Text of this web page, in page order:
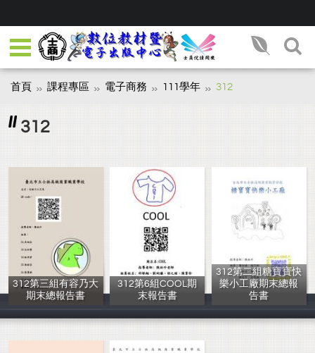
首頁 課程專區 電子商務 111學年 312
312
312第三組有容乃大
期末總報告書
吳翊丞、汪昕縈
312第6組COOL期
末報告書
邱郁翔 劉昀謙
312第二組糖寶寶快
樂小工廠期末總報
告書
黃怡禎、楊宇桐